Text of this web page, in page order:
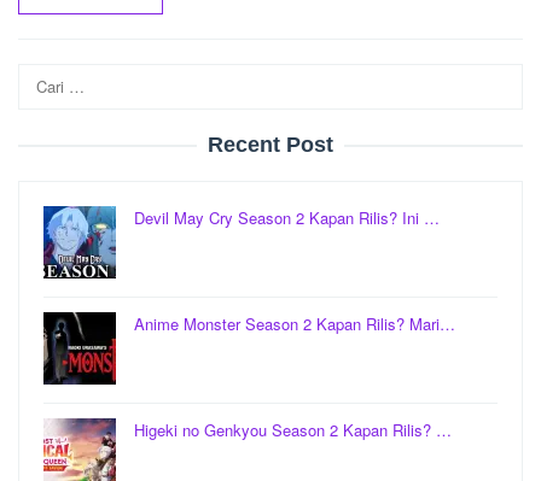
Cari
untuk:
Recent Post
Devil May Cry Season 2 Kapan Rilis? Ini …
Anime Monster Season 2 Kapan Rilis? Mari…
Higeki no Genkyou Season 2 Kapan Rilis? …